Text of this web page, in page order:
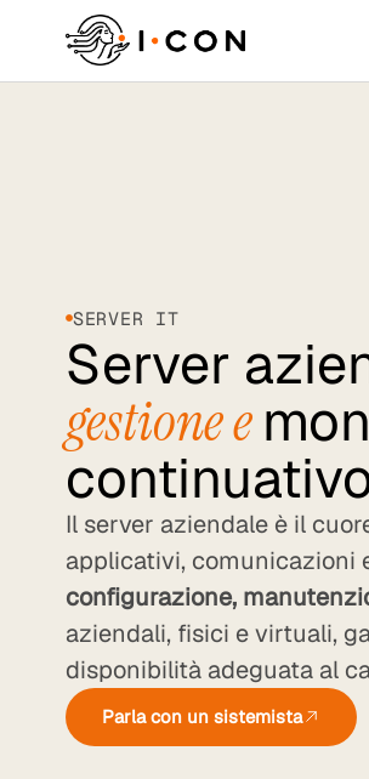
SERVER IT
Server
gestione e
Il server aziendale è il
applicativi, comunicazioni
configurazione,
aziendali, fisici e virtuali,
disponibilità adeguata al
Parla con un sistemista